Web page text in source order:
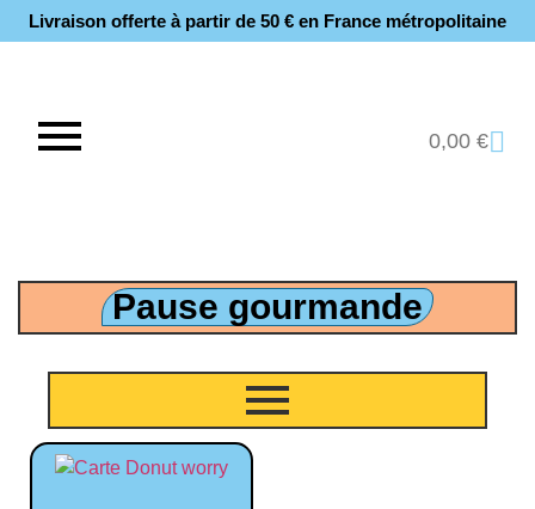
Livraison offerte à partir de 50 € en France métropolitaine​
0,00€
Pause gourmande